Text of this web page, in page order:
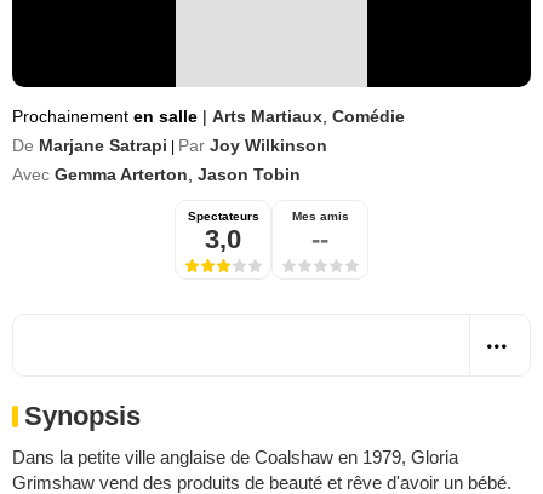
Prochainement en salle | Arts Martiaux Comédie
De Marjane Satrapi Par Joy Wilkinson
Avec Gemma Arterton Jason Tobin
Spectateurs
3,0
Mes amis
--
Synopsis
Dans la petite ville anglaise de Coalshaw en 1979, Gloria
Grimshaw vend des produits de beauté et rêve d'avoir un bébé.